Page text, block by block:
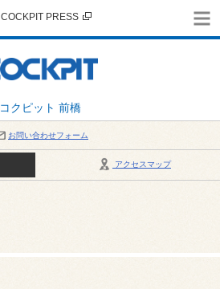
コクピット 前橋
COCKPIT PRESS
お問い合わせフォーム
アクセスマップ